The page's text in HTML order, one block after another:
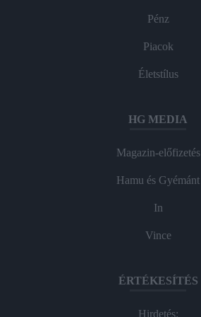
Pénz
Piacok
Életstílus
HG MEDIA
Magazin-előfizetés
Hamu és Gyémánt
In
Vince
ÉRTÉKESÍTÉS
Hirdetés: